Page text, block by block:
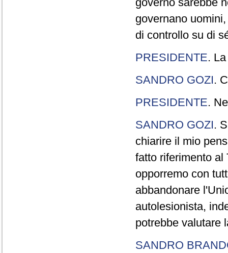
governano
di controllo su di
PRESIDENTE.
SANDRO GOZI.
PRESIDENTE.
SANDRO GOZI.
chiarire il mio
fatto riferimento al
opporremo con
abbandonare
autolesionista,
potrebbe valutare
SANDRO